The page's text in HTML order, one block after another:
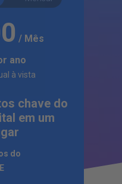
/ Mês
ano
à vista
chave do
em um
do